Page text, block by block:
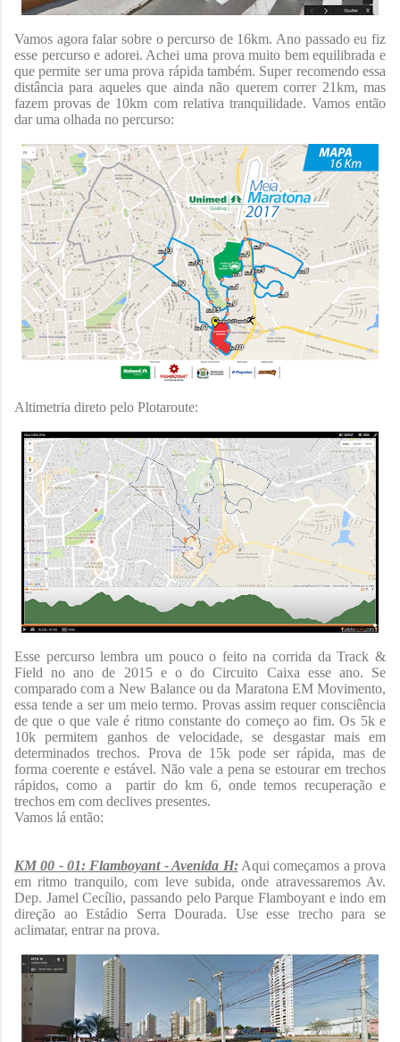
Vamos agora falar sobre o percurso de 16km. Ano passado eu fiz
esse percurso e adorei. Achei uma prova muito bem equilibrada e
que permite ser uma prova rápida também. Super recomendo essa
distância para aqueles que ainda não querem correr 21km, mas
fazem provas de 10km com relativa tranquilidade. Vamos então
dar uma olhada no percurso:
Altimetria direto pelo Plotaroute:
Esse percurso lembra um pouco o feito na corrida da Track &
Field no ano de 2015 e o do Circuito Caixa esse ano. Se
comparado com a New Balance ou da Maratona EM Movimento,
essa tende a ser um meio termo. Provas assim requer consciência
de que o que vale é ritmo constante do começo ao fim. Os 5k e
10k permitem ganhos de velocidade, se desgastar mais em
determinados trechos. Prova de 15k pode ser rápida, mas de
forma coerente e estável. Não vale a pena se estourar em trechos
rápidos, como a partir do km 6, onde temos recuperação e
trechos em com declives presentes.
Vamos lá então:
KM 00 - 01: Flamboyant - Avenida H:Aqui começamos a prova
em ritmo tranquilo, com leve subida, onde atravessaremos Av.
Dep. Jamel Cecílio, passando pelo Parque Flamboyant e indo em
direção ao Estádio Serra Dourada. Use esse trecho para se
aclimatar, entrar na prova.